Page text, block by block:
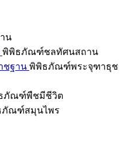
น
พิพิธภัณฑ์ชลทัศนสถาน
ชฐาน พิพิธภัณฑ์พระจุฑาธุช
ภัณฑ์พืชมีชีวิต
ภัณฑ์สมุนไพร